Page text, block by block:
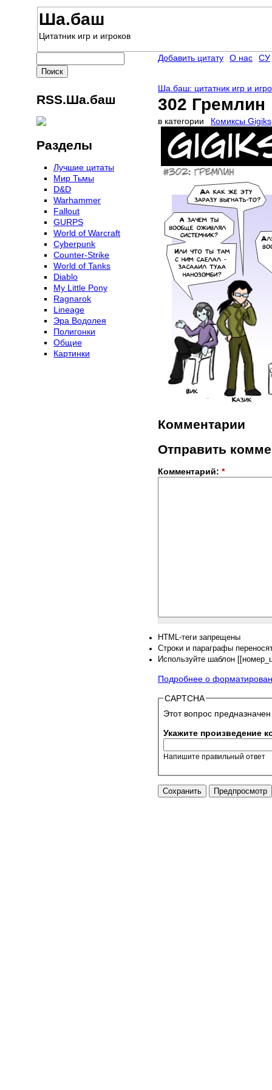
Ша.баш
Цитатник игр и игроков
Ша.баш: цитатник игр и
302 Гремлин
в категории Комиксы Gigiks
Комментарии
Отправить
Комментарий: *
HTML-теги запрещены
Строки и параграфы
Используйте шаблон
Подробнее о
CAPTCHA
Этот вопрос
Укажите произведение
Напишите правильный ответ
Добавить цитату О нас СУ
RSS.Ша.баш
Разделы
Лучшие цитаты
Мир Тьмы
D&D
Warhammer
Fallout
GURPS
World of Warcraft
Сyberpunk
Counter-Strike
World of Tanks
Diablo
My Little Pony
Ragnarok
Lineage
Эра Водолея
Полигонки
Общие
Картинки